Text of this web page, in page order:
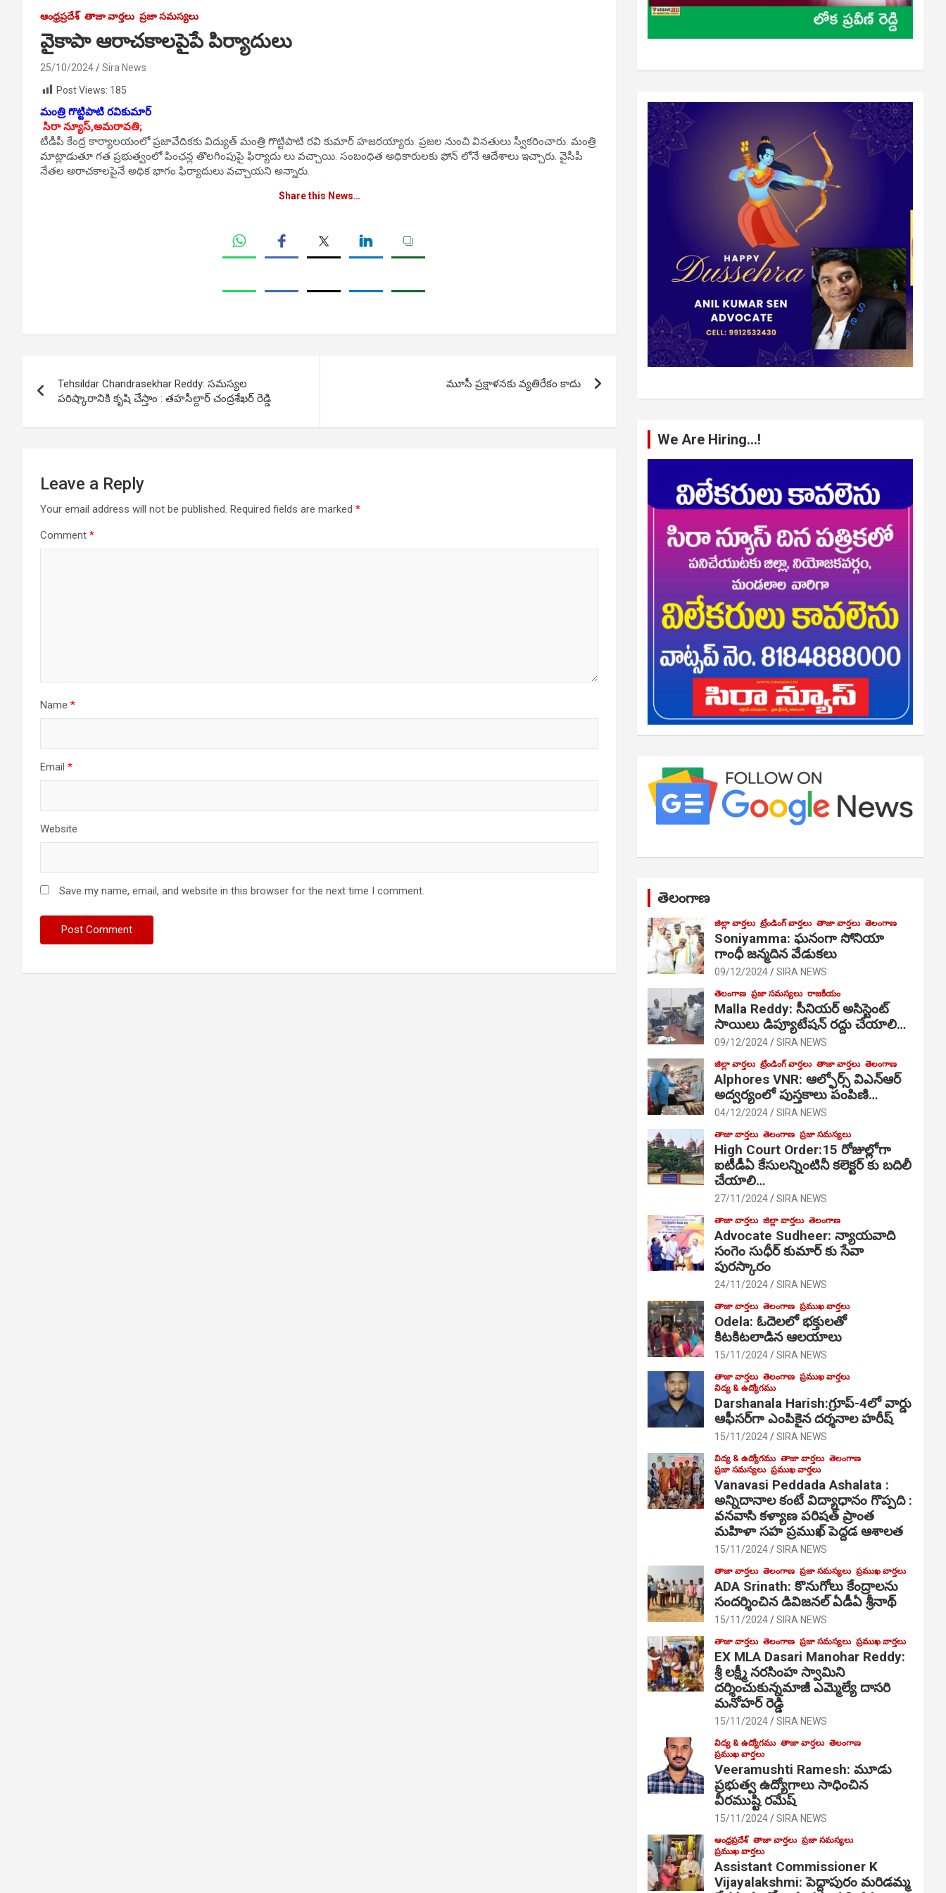
ఆంధ్రప్రదేశ్ తాజా వార్తలు ప్రజా సమస్యలు
వైకాపా ఆరాచకాలపైపే పిర్యాదులు
25/10/2024
Sira News
Post Views: 185
మంత్రి గొట్టిపాటి రవికుమార్
సిరా న్యూస్,అమరావతి;
టీడీపీ కేంద్ర కార్యాలయంలో ప్రజావేదికకు విద్యుత్ మంత్రి గొట్టిపాటి రవి కుమార్ హజరయ్యారు. ప్రజల నుంచి వినతులు స్వీకరించారు. మంత్రి
మాట్లాడుతూ గత ప్రభుత్వంలో పింఛన్ల తొలగింపుపై ఫిర్యాదు లు వచ్చాయి. సంబంధిత అధికారులకు ఫోన్ లోనే ఆదేశాలు ఇచ్చారు. వైసీపీ
నేతల అరాచకాలపైనే అధిక భాగం ఫిర్యాదులు వచ్చాయని అన్నారు.
Share this News…
navigation
Tehsildar Chandrasekhar Reddy: స‌మ‌స్య‌ల
ప‌రిష్కారానికి కృషి చేస్తాం : తహసీల్దార్ చంద్రశేఖర్ రెడ్డి
మూసీ ప్రక్షాళనకు వ్యతిరేకం కాదు
Leave a Reply
Your email address will not be published. Required fields are marked *
Comment *
Name *
Email *
Website
Save my name, email, and website in this browser for the next time I comment.
We Are Hiring…!
తెలంగాణ
జిల్లా వార్తలు ట్రేండింగ్ వార్తలు తాజా వార్తలు తెలంగాణ
Soniyamma: ఘ‌నంగా సోనియా
గాంధీ జ‌న్మ‌దిన వేడుక‌లు
09/12/2024 SIRA NEWS
తెలంగాణ ప్రజా సమస్యలు రాజకీయం
Malla Reddy: సీనియర్ అసిస్టెంట్
సాయిలు డిప్యూటేషన్ రద్దు చేయాలి…
09/12/2024 SIRA NEWS
జిల్లా వార్తలు ట్రేండింగ్ వార్తలు తాజా వార్తలు తెలంగాణ
Alphores VNR: ఆల్ఫోర్స్ విఎన్ఆర్
అద్వర్యంలో పుస్తకాలు పంపిణి…
04/12/2024 SIRA NEWS
తాజా వార్తలు తెలంగాణ ప్రజా సమస్యలు
High Court Order:15 రోజుల్లోగా
ఐటీడీఏ కేసులన్నింటినీ కలెక్టర్ కు బదిలీ
చేయాలి…
27/11/2024 SIRA NEWS
తాజా వార్తలు జిల్లా వార్తలు తెలంగాణ
Advocate Sudheer: న్యాయవాది
సంగెం సుధీర్ కుమార్ కు సేవా
పురస్కారం
24/11/2024 SIRA NEWS
తాజా వార్తలు తెలంగాణ ప్రముఖ వార్తలు
Odela: ఓదెల‌లో భక్తులతో
కిటకిటలాడిన ఆల‌యాలు
15/11/2024 SIRA NEWS
తాజా వార్తలు తెలంగాణ ప్రముఖ వార్తలు
విద్య & ఉద్యోగము
Darshanala Harish:గ్రూప్-4లో వార్డు
ఆఫీసర్‌గా ఎంపికైన దర్శనాల హరీష్
15/11/2024 SIRA NEWS
విద్య & ఉద్యోగము తాజా వార్తలు తెలంగాణ
ప్రజా సమస్యలు ప్రముఖ వార్తలు
Vanavasi Peddada Ashalata :
అన్నిదానాల కంటే విద్యాధానం గొప్పది :
వనవాసి కళ్యాణ పరిషత్ ప్రాంత
మహిళా సహ ప్రముఖ్ పెద్దడ ఆశాలత
15/11/2024 SIRA NEWS
తాజా వార్తలు తెలంగాణ ప్రజా సమస్యలు ప్రముఖ వార్తలు
ADA Srinath: కొనుగోలు కేంద్రాల‌ను
సంద‌ర్శించిన డివిజనల్ ఏడీఏ శ్రీనాథ్
15/11/2024 SIRA NEWS
తాజా వార్తలు తెలంగాణ ప్రజా సమస్యలు ప్రముఖ వార్తలు
EX MLA Dasari Manohar Reddy:
శ్రీ లక్ష్మీ నరసింహ స్వామిని
దర్శించుకున్నమాజీ ఎమ్మెల్యే దాసరి
మనోహర్ రెడ్డి
15/11/2024 SIRA NEWS
విద్య & ఉద్యోగము తాజా వార్తలు తెలంగాణ
ప్రముఖ వార్తలు
Veeramushti Ramesh: మూడు
ప్రభుత్వ ఉద్యోగాలు సాధించిన
వీరముష్టి రమేష్
15/11/2024 SIRA NEWS
ఆంధ్రప్రదేశ్ తాజా వార్తలు ప్రజా సమస్యలు
ప్రముఖ వార్తలు
Assistant Commissioner K
Vijayalakshmi: పెద్దాపురం మరిడమ్మ